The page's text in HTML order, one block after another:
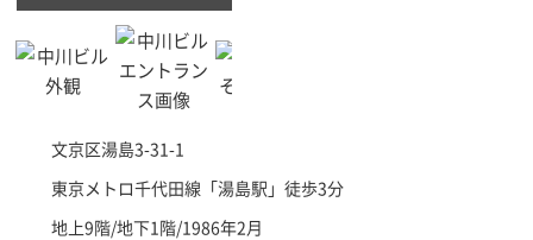
文京区湯島3-31-1
東京メトロ千代田線「湯島駅 」徒歩3分
地上9階/地下1階/1986年2月